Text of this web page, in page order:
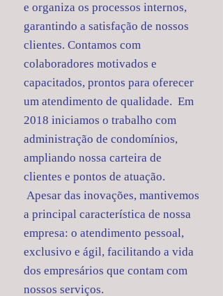
e organiza os processos internos,
garantindo a satisfação de nossos
clientes. Contamos com
colaboradores motivados e
capacitados, prontos para oferecer
um atendimento de qualidade. Em
2018 iniciamos o trabalho com
administração de condomínios,
ampliando nossa carteira de
clientes e pontos de atuação.
Apesar das inovações, mantivemos
a principal característica de nossa
empresa: o atendimento pessoal,
exclusivo e ágil, facilitando a vida
dos empresários que contam com
nossos serviços.